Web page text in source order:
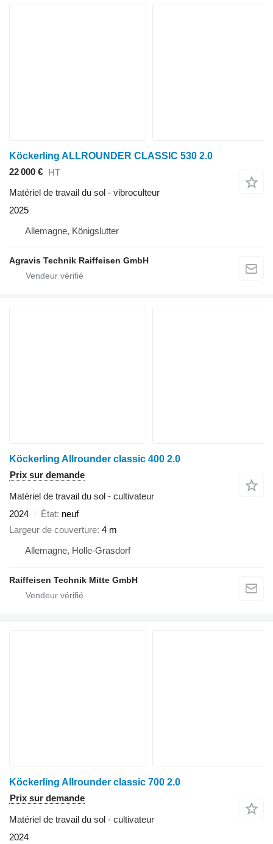
Köckerling ALLROUNDER CLASSIC 530 2.0
22 000 € HT
Matériel de travail du sol - vibroculteur
2025
Allemagne, Königslutter
Agravis Technik Raiffeisen GmbH
Köckerling Allrounder classic 400 2.0
Prix sur demande
Matériel de travail du sol - cultivateur
2024
État neuf
Largeur de couverture 4 m
Allemagne, Holle-Grasdorf
Raiffeisen Technik Mitte GmbH
Köckerling Allrounder classic 700 2.0
Prix sur demande
Matériel de travail du sol - cultivateur
2024